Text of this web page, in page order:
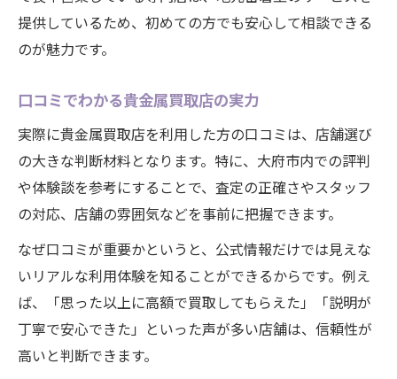
提供しているため、初めての方でも安心して相談できる
のが魅力です。
口コミでわかる貴金属買取店の実力
実際に貴金属買取店を利用した方の口コミは、店舗選び
の大きな判断材料となります。特に、大府市内での評判
や体験談を参考にすることで、査定の正確さやスタッフ
の対応、店舗の雰囲気などを事前に把握できます。
なぜ口コミが重要かというと、公式情報だけでは見えな
いリアルな利用体験を知ることができるからです。例え
ば、「思った以上に高額で買取してもらえた」「説明が
丁寧で安心できた」といった声が多い店舗は、信頼性が
高いと判断できます。